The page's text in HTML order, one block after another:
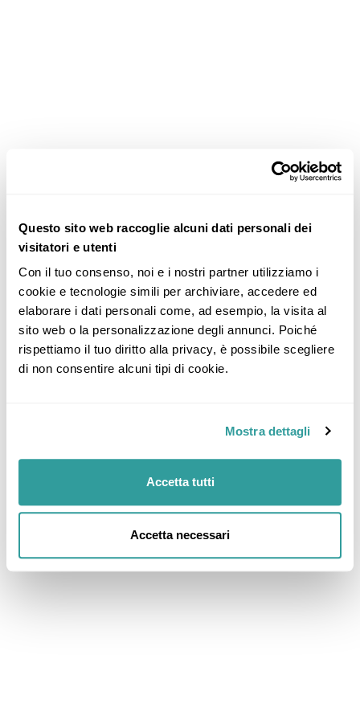
Questo sito web raccoglie alcuni dati personali dei
visitatori e utenti
Con il tuo consenso, noi e i nostri partner utilizziamo i
cookie e tecnologie simili per archiviare, accedere ed
elaborare i dati personali come, ad esempio, la visita al
sito web o la personalizzazione degli annunci. Poiché
rispettiamo il tuo diritto alla privacy, è possibile scegliere
di non consentire alcuni tipi di cookie.
Mostra dettagli
Accetta tutti
Accetta necessari